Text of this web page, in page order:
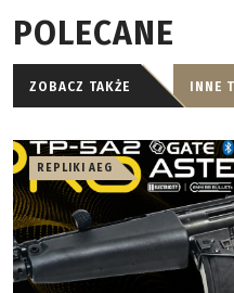
POLECANE
ZOBACZ TAKŻE INNE
REPLIKI AEG